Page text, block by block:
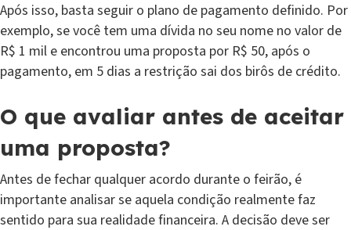
Após isso, basta seguir o plano de pagamento definido. Por
exemplo, se você tem uma dívida no seu nome no valor de
R$ 1 mil e encontrou uma proposta por R$ 50, após o
pagamento, em 5 dias a restrição sai dos birôs de crédito.
O que avaliar antes de aceitar
uma proposta?
Antes de fechar qualquer acordo durante o feirão, é
importante analisar se aquela condição realmente faz
sentido para sua realidade financeira. A decisão deve ser